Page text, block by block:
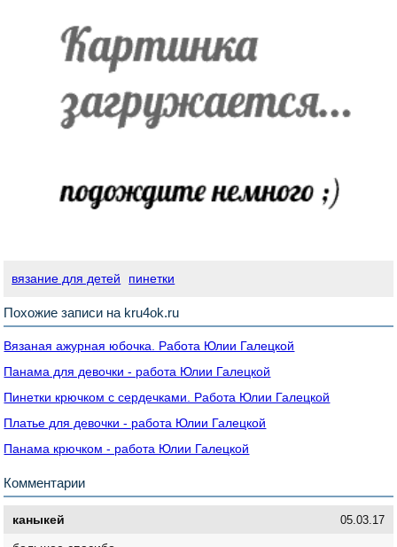
вязание для детей пинетки
Похожие записи на kru4ok.ru
Вязаная ажурная юбочка. Работа Юлии Галецкой
Панама для девочки - работа Юлии Галецкой
Пинетки крючком с сердечками. Работа Юлии Галецкой
Платье для девочки - работа Юлии Галецкой
Панама крючком - работа Юлии Галецкой
Комментарии
каныкей 05.03.17